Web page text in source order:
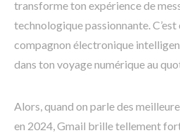
transforme ton expérience de
technologique passionnante.
compagnon électronique
dans ton voyage numérique au
Alors, quand on parle des
en 2024, Gmail brille tellement